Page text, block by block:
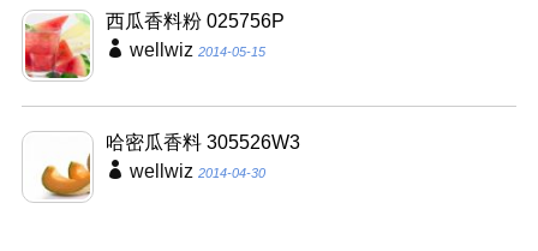
西瓜香料粉 025756P
wellwiz 2014-05-15
哈密瓜香料 305526W3
wellwiz 2014-04-30